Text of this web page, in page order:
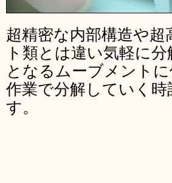
超精密な内部構造や
ト類とは違い気軽に
となるムーブメント
作業で分解していく
す。